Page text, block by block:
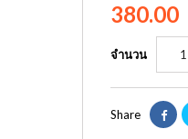
380.00
จำนวน
Share